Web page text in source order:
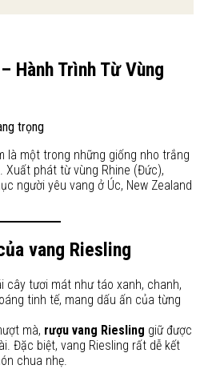
Hành Trình Từ Vùng
là một trong những giống nho trắng
phát từ vùng Rhine (Đức),
người yêu vang ở Úc, New Zealand
vang Riesling
cây tươi mát như táo xanh, chanh,
tinh tế, mang dấu ấn của từng
mà, rượu vang Riesling giữ được
Đặc biệt, vang Riesling rất dễ kết
chua nhẹ.